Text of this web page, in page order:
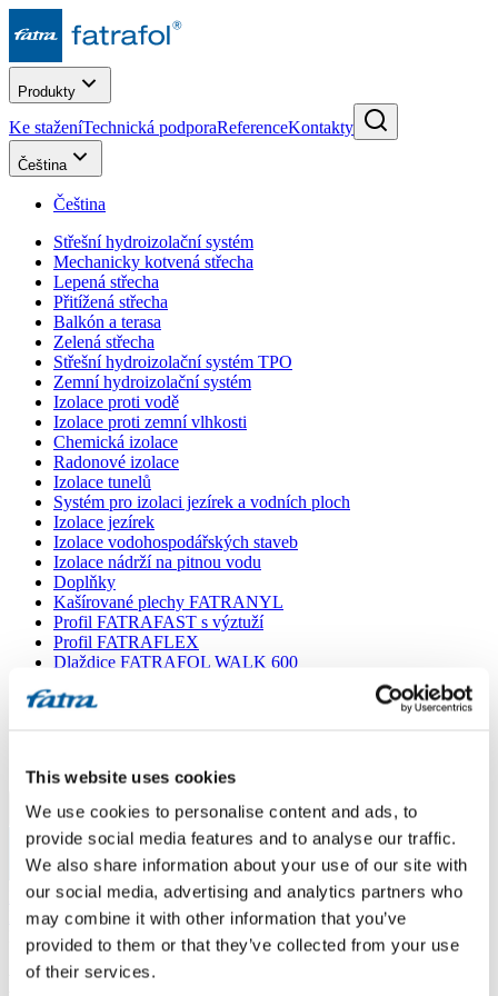
This website uses cookies
We use cookies to personalise content and ads, to
provide social media features and to analyse our traffic.
We also share information about your use of our site with
our social media, advertising and analytics partners who
may combine it with other information that you’ve
provided to them or that they’ve collected from your use
of their services.
Produkty
Ke staženíTechnická podporaReferenceKontakty
Čeština
Čeština
Střešní hydroizolační systém
Mechanicky kotvená střecha
Lepená střecha
Přitížená střecha
Balkón a terasa
Zelená střecha
Střešní hydroizolační systém TPO
Zemní hydroizolační systém
Izolace proti vodě
Izolace proti zemní vlhkosti
Chemická izolace
Radonové izolace
Izolace tunelů
Systém pro izolaci jezírek a vodních ploch
Izolace jezírek
Izolace vodohospodářských staveb
Izolace nádrží na pitnou vodu
Doplňky
Kašírované plechy FATRANYL
Profil FATRAFAST s výztuží
Profil FATRAFLEX
Dlaždice FATRAFOL WALK 600
Ochranná geotextilie
Menu
Menu
Domů /
Poradna/
Konstrukce FVE na sřeše
Konstrukce FVE na sřeše